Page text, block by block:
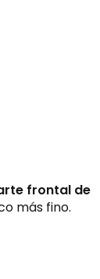
frontal de
más fino.